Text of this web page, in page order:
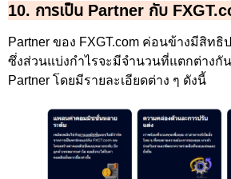
10. การเป็น Partner กับ
Partner ของ FXGT.com ค่อนข้างมีสิท
ซึ่งส่วนแบ่งกำไรจะมีจำนวนที่แตกต่างกั
Partner โดยมีรายละเอียดต่าง ๆ ดังนี้